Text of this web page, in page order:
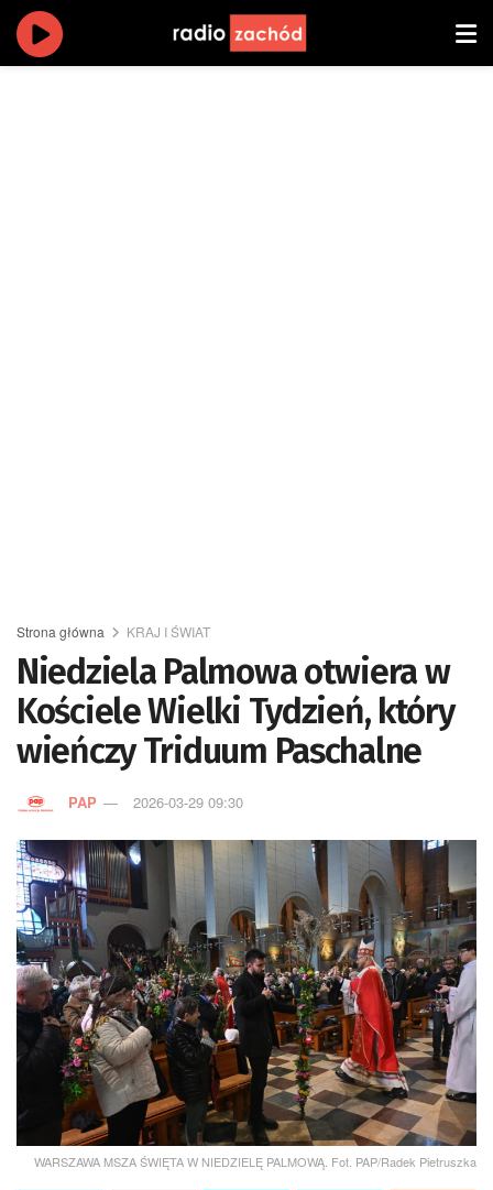
Strona główna KRAJ I ŚWIAT
Niedziela Palmowa otwiera w
Kościele Wielki Tydzień, który
wieńczy Triduum Paschalne
PAP 2026-03-29 09:30
WARSZAWA MSZA ŚWIĘTA W NIEDZIELĘ PALMOWĄ. Fot. PAP/Radek Pietruszka